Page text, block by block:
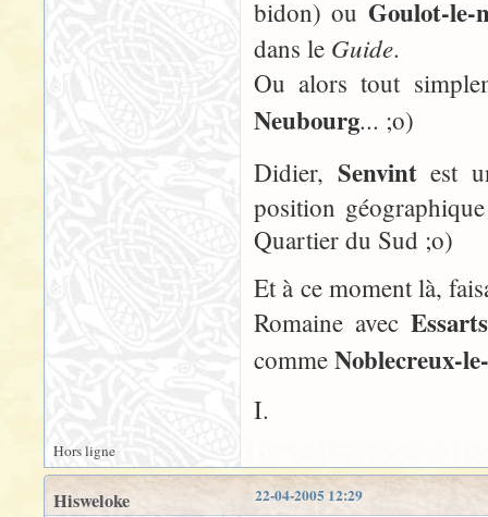
bidon) ou Goulot-le-
dans le Guide.
Ou alors tout
Neubourg... ;o)
Didier, Senvintest
position
Quartier du Sud ;o)
Et à ce moment là,
Romaine avec
comme Noblecreux-
I.
Hors ligne
22-04-2005 12:29
Hisweloke